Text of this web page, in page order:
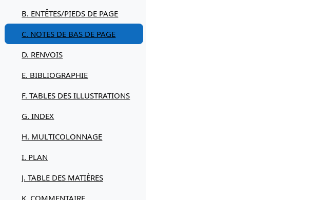
B. ENTÊTES/PIEDS DE PAGE
C. NOTES DE BAS DE PAGE
D. RENVOIS
E. BIBLIOGRAPHIE
F. TABLES DES ILLUSTRATIONS
G. INDEX
H. MULTICOLONNAGE
I. PLAN
J. TABLE DES MATIÈRES